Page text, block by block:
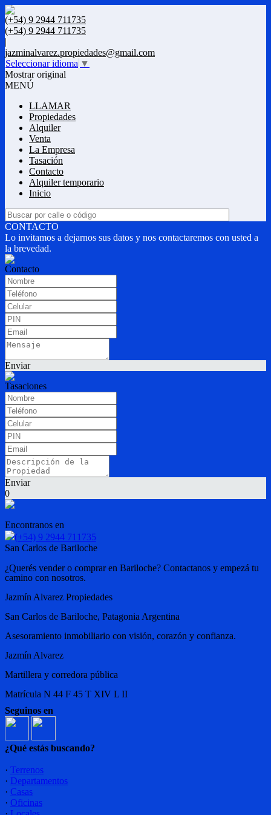
(+54) 9 2944 711735
(+54) 9 2944 711735
|
jazminalvarez.propiedades@gmail.com
Seleccionar idioma ▼
Mostrar original
MENÚ
LLAMAR
Propiedades
Alquiler
Venta
La Empresa
Tasación
Contacto
Alquiler temporario
Inicio
CONTACTO
Lo invitamos a dejarnos sus datos y nos contactaremos con usted a
la brevedad.
Contacto
Enviar
Tasaciones
Enviar
0
Encontranos en
(+54) 9 2944 711735
San Carlos de Bariloche
¿Querés vender o comprar en Bariloche? Contactanos y empezá tu
camino con nosotros.
Jazmín Alvarez Propiedades
San Carlos de Bariloche, Patagonia Argentina
Asesoramiento inmobiliario con visión, corazón y confianza.
Jazmín Alvarez
Martillera y corredora pública
Matrícula N 44 F 45 T XIV L II
Seguinos en
¿Qué estás buscando?
· Terrenos
· Departamentos
· Casas
· Oficinas